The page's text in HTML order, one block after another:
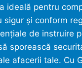
ideală pentru
sigur și conform
de instruire
sporească
afacerii tale. Cu